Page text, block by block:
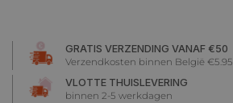
GRATIS VERZENDING VANAF €50
Verzendkosten binnen België €5.95
VLOTTE THUISLEVERING
binnen 2-5 werkdagen